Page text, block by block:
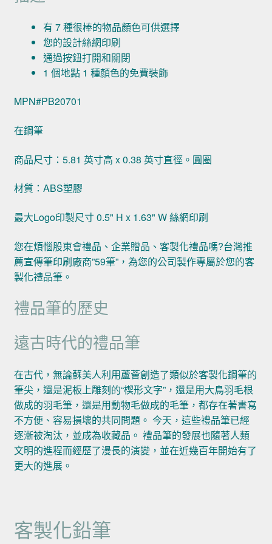
有 7 種很棒的物品顏色可供選擇
您的設計絲網印刷
通過按鈕打開和關閉
1 個地點 1 種顏色的免費裝飾
MPN#PB20701
在鋼筆
商品尺寸：5.81 英寸高 x 0.38 英寸直徑。圓圈
材質：ABS塑膠
最大Logo印製尺寸 0.5" H x 1.63" W 絲網印刷
您在煩惱股東會禮品、企業贈品、客製化禮品嗎?台灣推
薦宣傳筆印刷廠商”59筆”，為您的公司製作專屬於您的客
製化禮品筆。
禮品筆的歷史
遠古時代的禮品筆
在古代，無論蘇美人利用蘆薈創造了類似於客製化鋼筆的
筆尖，還是泥板上雕刻的“楔形文字”，還是用大鳥羽毛根
做成的羽毛筆，還是用動物毛做成的毛筆，都存在著書寫
不方便、容易損壞的共同問題。 今天，這些禮品筆已經
逐漸被淘汰，並成為收藏品。 禮品筆的發展也隨著人類
文明的進程而經歷了漫長的演變，並在近幾百年開始有了
更大的進展。
客製化鉛筆